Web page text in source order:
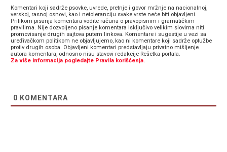
Komentari koji sadrže psovke, uvrede, pretnje i govor mržnje na nacionalnoj,
verskoj, rasnoj osnovi, kao i netoleranciju svake vrste neće biti objavljeni.
Prilikom pisanja komentara vodite računa o pravopisnim i gramatičkim
pravilima. Nije dozvoljeno pisanje komentara isključivo velikim slovima niti
promovisanje drugih sajtova putem linkova. Komentare i sugestije u vezi sa
uređivačkom politikom ne objavljujemo, kao ni komentare koji sadrže optužbe
protiv drugih osoba. Objavljeni komentari predstavljaju privatno mišljenje
autora komentara, odnosno nisu stavovi redakcije Rešetka portala.
Za više informacija pogledajte Pravila korišćenja.
0 KOMENTARA